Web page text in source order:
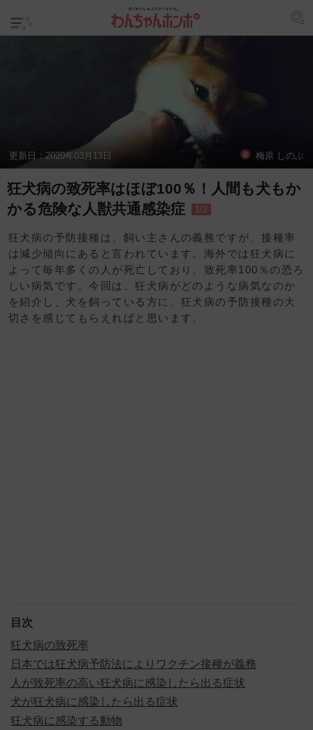
更新日：2020年03月13日 梅原 しのぶ
狂犬病の致死率はほぼ100％！人間も犬もか
かる危険な人獣共通感染症
1/2
狂犬病の予防接種は、飼い主さんの義務ですが、接種率
は減少傾向にあると言われています。海外では狂犬病に
よって毎年多くの人が死亡しており、致死率100％の恐ろ
しい病気です。今回は、狂犬病がどのような病気なのか
を紹介し、犬を飼っている方に、狂犬病の予防接種の大
切さを感じてもらえればと思います。
目次
狂犬病の致死率
日本では狂犬病予防法によりワクチン接種が義務
人が致死率の高い狂犬病に感染したら出る症状
犬が狂犬病に感染したら出る症状
狂犬病に感染する動物